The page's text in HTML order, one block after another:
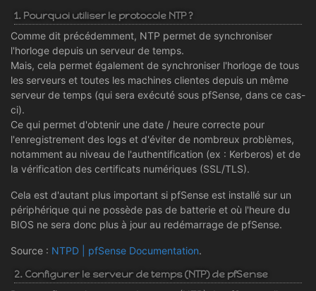
1. Pourquoi utiliser le protocole NTP ?
Comme dit précédemment, NTP permet de synchroniser
l'horloge depuis un serveur de temps.
Mais, cela permet également de synchroniser l'horloge de tous
les serveurs et toutes les machines clientes depuis un même
serveur de temps (qui sera exécuté sous pfSense, dans ce cas-
ci).
Ce qui permet d'obtenir une date / heure correcte pour
l'enregistrement des logs et d'éviter de nombreux problèmes,
notamment au niveau de l'authentification (ex : Kerberos) et de
la vérification des certificats numériques (SSL/TLS).
Cela est d'autant plus important si pfSense est installé sur un
périphérique qui ne possède pas de batterie et où l'heure du
BIOS ne sera donc plus à jour au redémarrage de pfSense.
Source : NTPD | pfSense Documentation.
2. Configurer le serveur de temps (NTP) de pfSense